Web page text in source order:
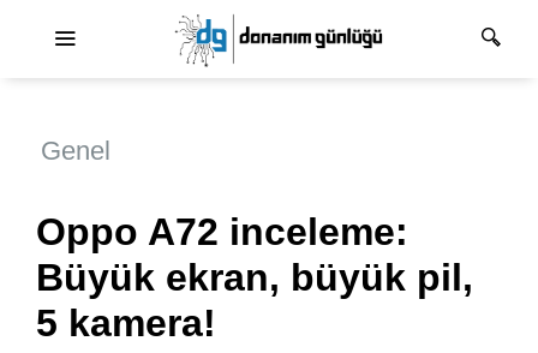
Genel
Oppo A72 inceleme:
Büyük ekran, büyük pil,
5 kamera!